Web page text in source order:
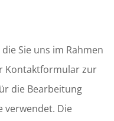
Sie uns im Rahmen
Kontaktformular zur
die Bearbeitung
verwendet. Die